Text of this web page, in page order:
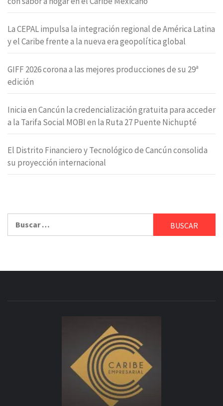
La CEPAL impulsa la integración regional de América Latina
y el Caribe frente a la nueva era geopolítica global
GIFF 2026 corona a las mejores producciones de su 29ª
edición
Inicia en Cancún la credencialización gratuita para acceder
a la Tarifa Social MOBI en la Ruta 27 Puente Nichupté
El Distrito Financiero y Tecnológico de Cancún consolida
su proyección internacional